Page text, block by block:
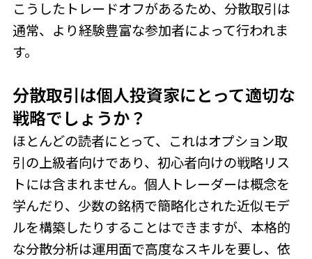
こうしたトレードオフがあるため、分散取引は
通常、より経験豊富な参加者によって行われま
す。
分散取引は個人投資家にとって適切な
戦略でしょうか？
ほとんどの読者にとって、これはオプション取
引の上級者向けであり、初心者向けの戦略リス
トには含まれません。個人トレーダーは概念を
学んだり、少数の銘柄で簡略化された近似モデ
ルを構築したりすることはできますが、本格的
な分散分析は運用面で高度なスキルを要し、依